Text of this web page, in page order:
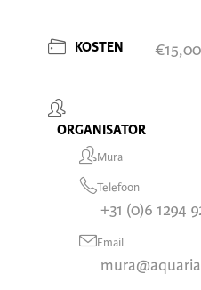
KOSTEN €15,00
ORGANISATOR
Mura
Telefoon
+31 (0)6 1294
Email